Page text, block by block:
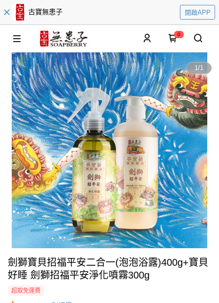
古寶無患子 開啟APP
0
1/1
劍獅寶貝招福平安二合一(泡泡浴露)400g+寶貝
好睡 劍獅招福平安淨化噴霧300g
超取免運費